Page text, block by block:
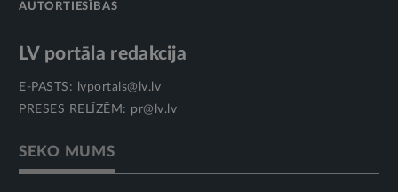
AUTORTIESĪBAS
LV portāla redakcija
E-PASTS:
lvportals@lv.lv
PRESES RELĪZĒM: pr@lv.lv
SEKO MUMS